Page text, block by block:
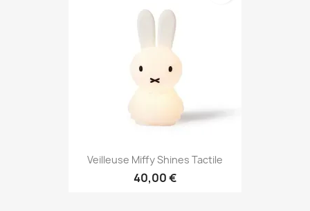
Veilleuse Miffy Shines Tactile
40,00 €